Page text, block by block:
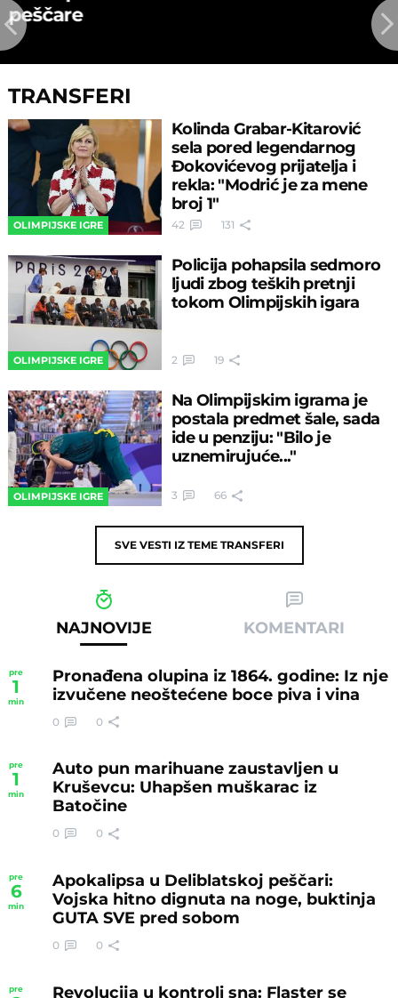
peščare
TRANSFERI
OLIMPIJSKE IGRE
Kolinda Grabar-Kitarović
sela pored legendarnog
Đokovićevog prijatelja i
rekla: "Modrić je za mene
broj 1"
42 131
OLIMPIJSKE IGRE
Policija pohapsila sedmoro
ljudi zbog teških pretnji
tokom Olimpijskih igara
2 19
OLIMPIJSKE IGRE
Na Olimpijskim igrama je
postala predmet šale, sada
ide u penziju: "Bilo je
uznemirujuće..."
3 66
SVE VESTI IZ TEME TRANSFERI
NAJNOVIJE KOMENTARI
pre
1
min
Pronađena olupina iz 1864. godine: Iz nje
izvučene neoštećene boce piva i vina
0 0
pre
1
min
Auto pun marihuane zaustavljen u
Kruševcu: Uhapšen muškarac iz
Batočine
0 0
pre
6
min
Apokalipsa u Deliblatskoj peščari:
Vojska hitno dignuta na noge, buktinja
GUTA SVE pred sobom
0 0
pre
Revolucija u kontroli sna: Flaster se